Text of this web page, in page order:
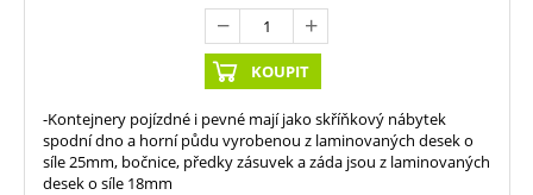
KOUPIT
-Kontejnery pojízdné i pevné mají jako skříňkový nábytek
spodní dno a horní půdu vyrobenou z laminovaných desek o
síle 25mm, bočnice, předky zásuvek a záda jsou z laminovaných
desek o síle 18mm